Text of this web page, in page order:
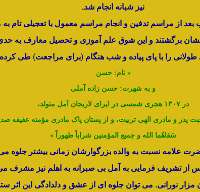
نیز شبانه انجام شد.
از مراسم تدفین و انجام مراسم معمول با تعجیلی تام به
برگشتند و این شوق علم آموزی و تحصیل معارف به
را با پای پیاده و شب هنگام (برای مراجعت) طی کرده
« نام: حسن
و به شهرت: حسن زاده آملی
در ۱۳۰۷ هجری شمسی در ایرای لاریجان آمل متولد،
پدر و مادری الهی تربیت، و از پستان پاک مادری مؤمنه عفیفه
سَقاهُما الله و جمیع المؤمنین شراباً طهوراً »
علامه نسبت به والده بزرگوارشان زمانی بیشتر جلوه می
از تشریف فرمایی به آمل بی صبرانه به اهلم نیز مشرف
مزارنورانی. می توان جلوه ای از عشق و دلدادگی این اثر